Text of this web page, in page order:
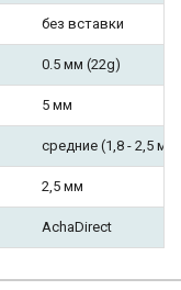
без вставки
0.5 мм (22g)
5 мм
средние (1,8 - 2,5 мм)
2,5 мм
AchaDirect